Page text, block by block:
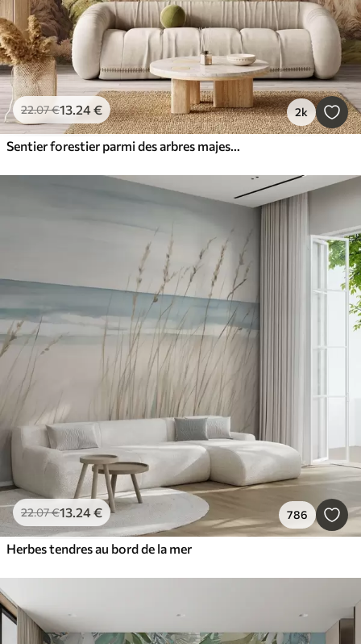
22.07€13.24€ 2k
Sentier forestier parmi des arbres majestueux, style aquarelle
22.07€13.24€ 786
Herbes tendres au bord de la mer